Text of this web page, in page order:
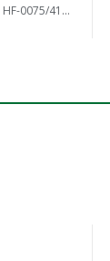
HF-0075/4152